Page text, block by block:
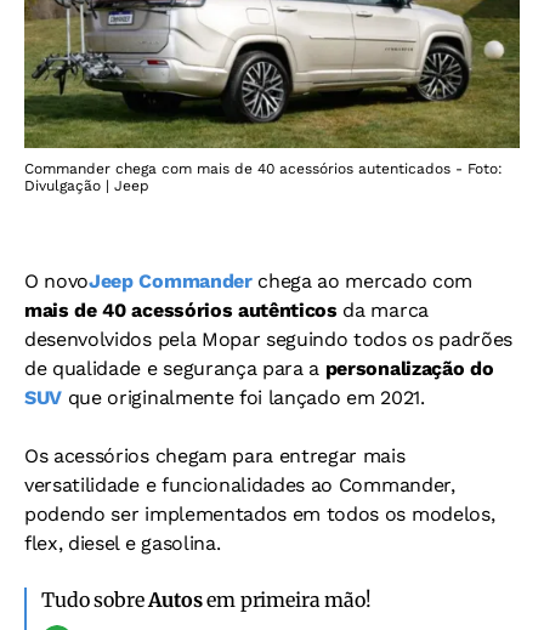
Commander chega com mais de 40 acessórios autenticados - Foto:
Divulgação | Jeep
O novoJeep Commander chega ao mercado com
mais de 40 acessórios autênticos da marca
desenvolvidos pela Mopar seguindo todos os padrões
de qualidade e segurança para a personalização do
SUV que originalmente foi lançado em 2021.
Os acessórios chegam para entregar mais
versatilidade e funcionalidades ao Commander,
podendo ser implementados em todos os modelos,
flex, diesel e gasolina.
Tudo sobreAutosem primeira mão!